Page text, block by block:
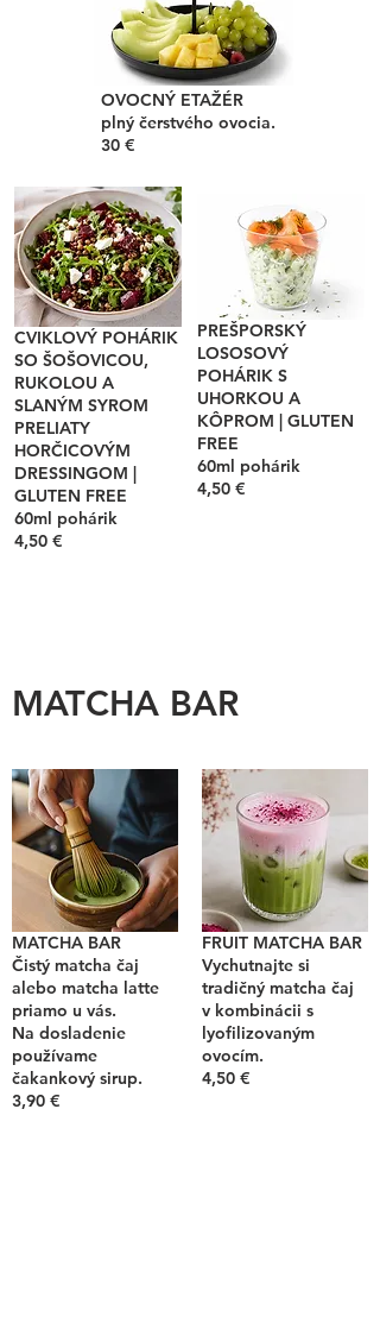
OVOCNÝ ETAŽÉR
plný čerstvého ovocia.
30 €
CVIKLOVÝ POHÁRIK
SO ŠOŠOVICOU,
RUKOLOU A
SLANÝM SYROM
PRELIATY
HORČICOVÝM
DRESSINGOM |
GLUTEN FREE
60ml pohárik
4,50 €
PREŠPORSKÝ
LOSOSOVÝ
POHÁRIK S
UHORKOU A
KÔPROM | GLUTEN
FREE
60ml pohárik
4,50 €
MATCHA BAR
MATCHA BAR
Čistý matcha čaj
alebo matcha latte
priamo u vás.
Na dosladenie
používame
čakankový sirup.
3,90 €
FRUIT MATCHA BAR
Vychutnajte si
tradičný matcha čaj
v kombinácii s
lyofilizovaným
ovocím.
4,50 €